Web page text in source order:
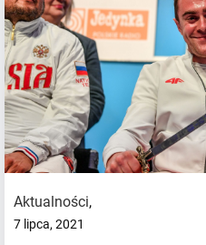
Aktualności,
7 lipca, 2021